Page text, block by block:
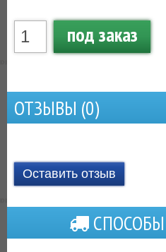
под заказ
ОТЗЫВЫ (0)
Оставить отзыв